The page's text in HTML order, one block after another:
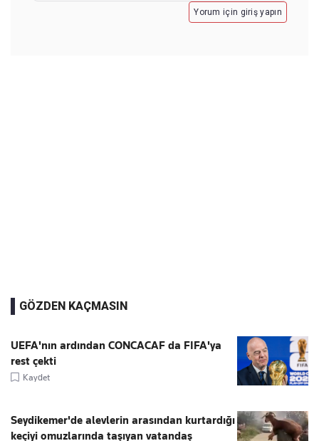
Yorum için giriş yapın
GÖZDEN KAÇMASIN
UEFA'nın ardından CONCACAF da FIFA'ya
rest çekti
Kaydet
Seydikemer'de alevlerin arasından kurtardığı
keçiyi omuzlarında taşıyan vatandaş